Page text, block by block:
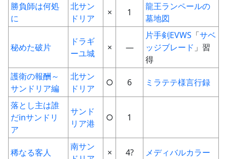
勝負師は何処
に
北サン
ドリア
× 1
龍王ランペールの
墓地図
秘めた破片
ドラギ
ーユ城
× ―
片手剣EVWS 「サベ
ッジブレード 」習
得
護衛の報酬～
サンドリア編
北サン
ドリア
○ 6 ミラテテ様言行録
落とし主は誰
だinサンドリ
ア
サンド
リア港
○ 1
稀なる客人
南サン
× 4? メディバルカラー